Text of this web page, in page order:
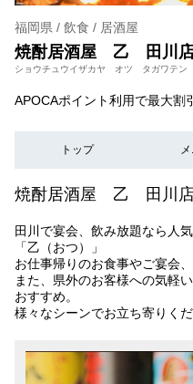
福岡県 / 飲食 / 居酒屋
焼酎居酒屋 乙 田川
ショウチュウイザカヤ オツ タガワテン
APOCAポイント利用で最大割
トップ
焼酎居酒屋 乙 田川
田川で宴会、飲み放題なら人
「乙（おつ）」
お仕事帰りのお食事やご宴会
また、県外のお客様への気軽
おすすめ。
様々なシーンでお立ち寄りくだ